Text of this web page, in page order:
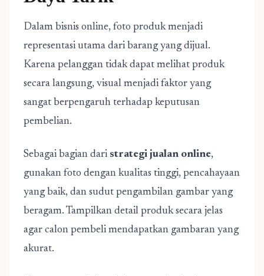
Dalam bisnis online, foto produk menjadi
representasi utama dari barang yang dijual.
Karena pelanggan tidak dapat melihat produk
secara langsung, visual menjadi faktor yang
sangat berpengaruh terhadap keputusan
pembelian.
Sebagai bagian dari strategi jualan online,
gunakan foto dengan kualitas tinggi, pencahayaan
yang baik, dan sudut pengambilan gambar yang
beragam. Tampilkan detail produk secara jelas
agar calon pembeli mendapatkan gambaran yang
akurat.